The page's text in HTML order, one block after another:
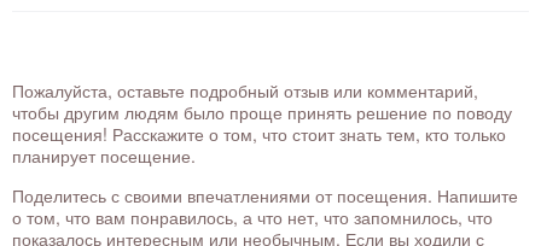
Пожалуйста, оставьте подробный отзыв или комментарий,
чтобы другим людям было проще принять решение по поводу
посещения! Расскажите о том, что стоит знать тем, кто только
планирует посещение.
Поделитесь с своими впечатлениями от посещения. Напишите
о том, что вам понравилось, а что нет, что запомнилось, что
показалось интересным или необычным. Если вы ходили с